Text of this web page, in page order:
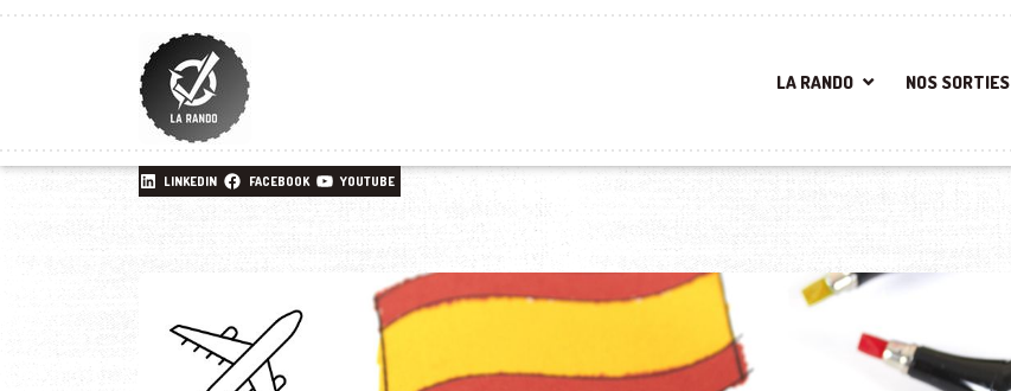
LA RANDO NOS SORTIES
LINKEDIN FACEBOOK YOUTUBE